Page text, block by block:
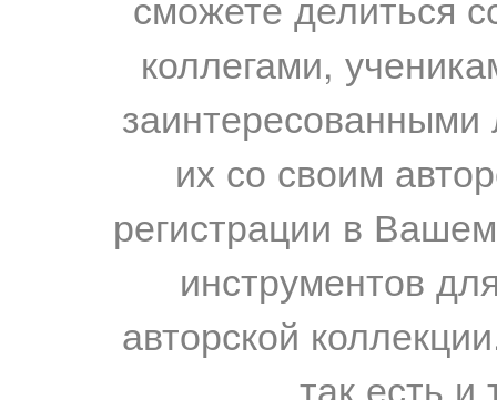
коллегами,
их со своим
регистрации в
инструментов
авторской
так есть и